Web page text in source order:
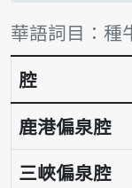
詞彙比較表
華語詞目：種
腔
鹿港偏泉腔
三峽偏泉腔